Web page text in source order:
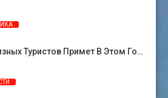
Туристов Примет В Этом Го…